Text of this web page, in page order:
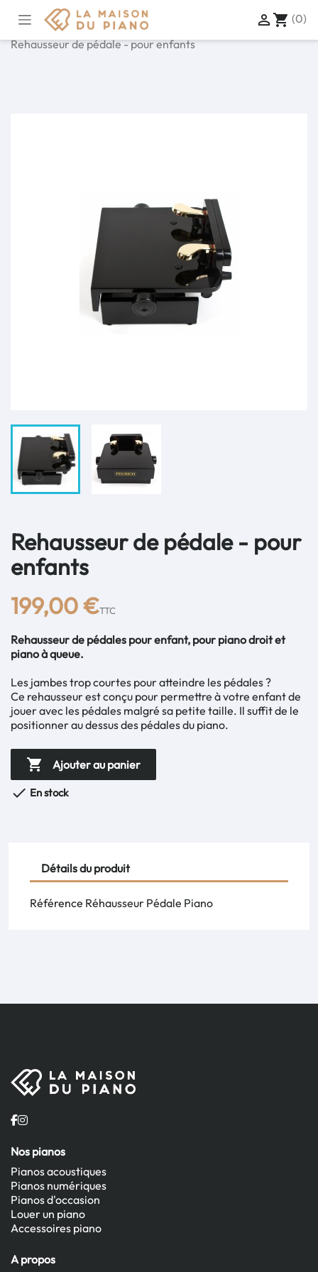
 shopping_cart (0)
Accessoires
Accessoires piano acoustique
Rehausseur de pédale - pour enfants
Rehausseur de pédale - pour
enfants
199,00 €TTC
Rehausseur de pédales pour enfant, pour piano droit et
piano à queue.
Les jambes trop courtes pour atteindre les pédales ?
Ce rehausseur est conçu pour permettre à votre enfant de
jouer avec les pédales malgré sa petite taille. Il suffit de le
positionner au dessus des pédales du piano.
 Ajouter au panier
 En stock
Détails du produit
Référence Réhausseur Pédale Piano
Nos pianos
Pianos acoustiques
Pianos numériques
Pianos d'occasion
Louer un piano
Accessoires piano
A propos